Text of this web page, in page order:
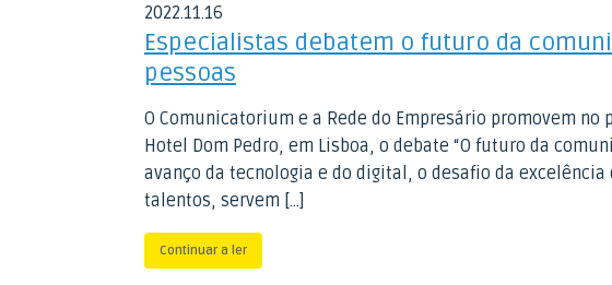
2022.11.16
Especialistas debatem o futuro da
pessoas
O Comunicatorium e a Rede do Empresário promovem no
Hotel Dom Pedro, em Lisboa, o debate “O futuro da
avanço da tecnologia e do digital, o desafio da
talentos, servem […]
Continuar a ler